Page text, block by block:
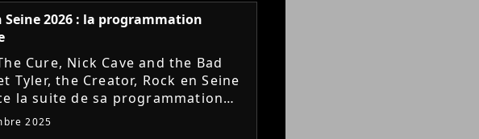
Seine 2026 : la programmation
Cure, Nick Cave and the Bad
Tyler, the Creator, Rock en Seine
la suite de sa programmation
avec du très lourd au
2025